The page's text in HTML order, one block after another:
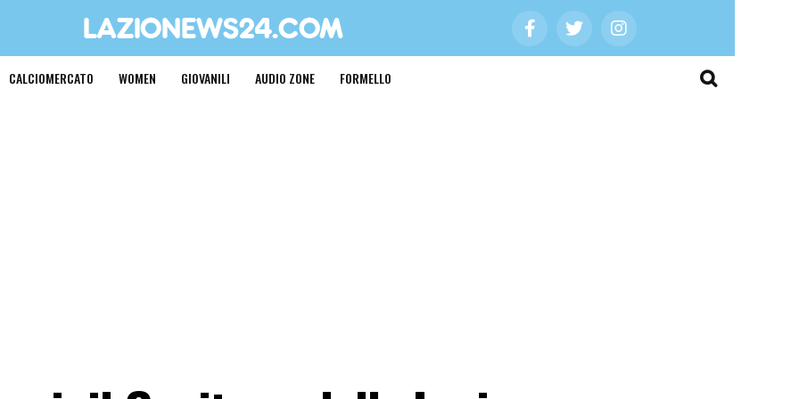
CALCIOMERCATO WOMEN GIOVANILI AUDIO ZONE FORMELLO